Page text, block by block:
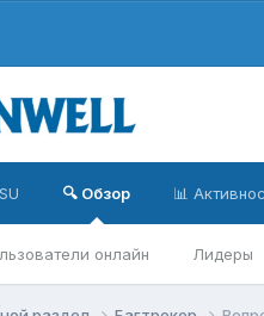
🔍 Обзор
онлайн Лидеры
📊